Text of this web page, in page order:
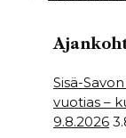
o
k
Sisä-
vuotias –
9.8.2026